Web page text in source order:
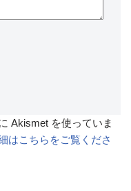
Akismet を使っていま
はこちらをご覧くださ